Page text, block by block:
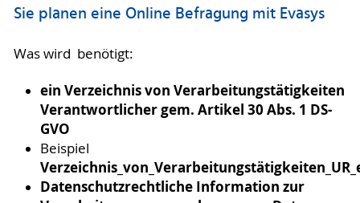
Sie planen eine Online Befragung mit Evasys
Was wird benötigt:
ein Verzeichnis von Verarbeitungstätigkeiten
Verantwortlicher gem. Artikel 30 Abs. 1 DS-
GVO
Beispiel
Datenschutzrechtliche Information zur